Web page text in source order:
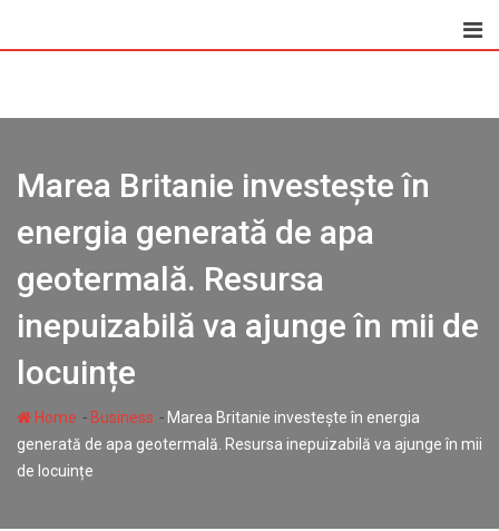
Marea Britanie investește în
energia generată de apa
geotermală. Resursa
inepuizabilă va ajunge în mii de
locuințe
Home - Business - Marea Britanie investește în energia
generată de apa geotermală. Resursa inepuizabilă va ajunge în mii
de locuințe